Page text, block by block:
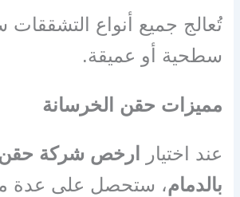
تُعالج جميع أنواع التشققات
سطحية أو عميقة.
مميزات حقن الخرسانة
عند اختيار
ارخص شركة
بالدمام، ستحصل على عدة